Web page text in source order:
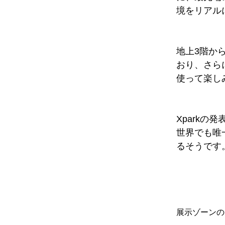
境をリアル
地上3階か
おり、さら
使って楽し
Xparkの発
世界でも唯
るそうです
展示ゾーン